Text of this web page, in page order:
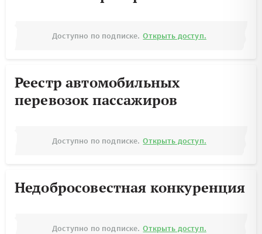
Доступно по подписке. Открыть доступ.
Реестр автомобильных
перевозок пассажиров
Доступно по подписке. Открыть доступ.
Недобросовестная конкуренция
Доступно по подписке. Открыть доступ.